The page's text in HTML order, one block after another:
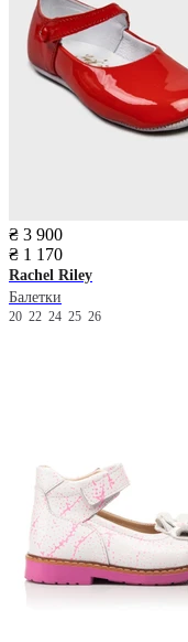
₴ 3 900
₴ 1 170
Rachel Riley
Балетки
20 22 24 25 26